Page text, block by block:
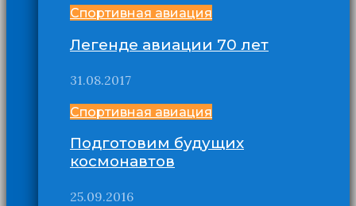
Спортивная авиация
Легенде авиации 70 лет
31.08.2017
Спортивная авиация
Подготовим будущих
космонавтов
25.09.2016